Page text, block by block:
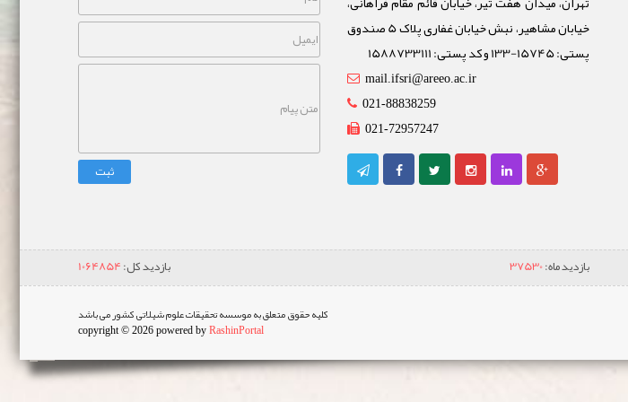
خیابان مشاهیر، نبش خیابان غفاری پلاک 5 صندوق
پستی: 15745-133 و کد پستی: 1588733111
mail.ifsri@areeo.ac.ir
021-88838259
021-72957247
ثبت
بازدید ماه:37530 بازدید کل:1064854
کلیه حقوق متعلق به موسسه تحقیقات علوم شیلاتی کشور می باشد
copyright © 2026 powered byRashinPortal